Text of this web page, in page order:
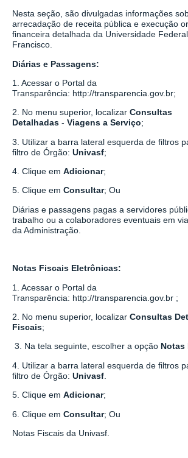
Nesta seção, são divulgadas informações
arrecadação de receita pública e execução
financeira detalhada da Universidade
Francisco.
Diárias e Passagens:
1. Acessar o Portal da
Transparência: http://transparencia.gov.br;
2. No menu superior, localizar Consultas
Detalhadas - Viagens a Serviço;
3. Utilizar a barra lateral esquerda de filtros
filtro de Órgão: Univasf;
4. Clique em Adicionar;
5. Clique em Consultar; Ou
Diárias e passagens pagas a servidores
trabalho ou a colaboradores eventuais em
da Administração.
Notas Fiscais Eletrônicas:
1. Acessar o Portal da
Transparência: http://transparencia.gov.br ;
2. No menu superior, localizar Consultas
Fiscais;
3. Na tela seguinte, escolher a opção Notas
4. Utilizar a barra lateral esquerda de filtros
filtro de Órgão: Univasf
5. Clique em Adicionar;
6. Clique em Consultar; Ou
Notas Fiscais da Univasf